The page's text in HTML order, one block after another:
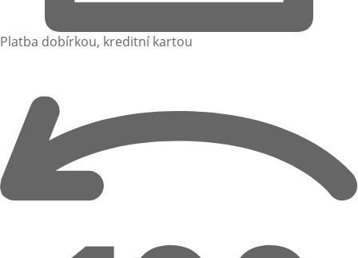
Platba dobírkou, kreditní kartou